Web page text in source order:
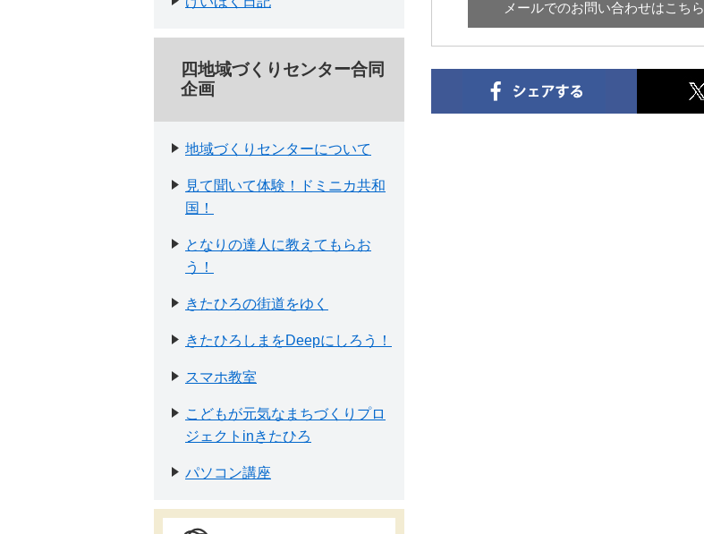
四地域づくりセンター合同
企画
地域づくりセンターについて
見て聞いて体験！ドミニカ共和
国！
となりの達人に教えてもらお
う！
きたひろの街道をゆく
きたひろしまをDeepにしろう！
スマホ教室
こどもが元気なまちづくりプロ
ジェクトinきたひろ
パソコン講座
メールでのお問い合わせはこちら